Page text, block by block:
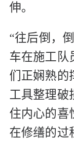
伸。
“往后倒，
车在施工队
们正娴熟的
工具整理破
住内心的喜
在修缮的过